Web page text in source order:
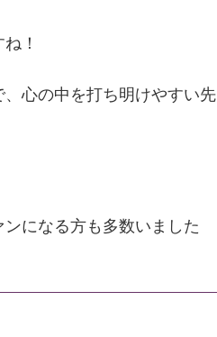
！
心の中を打ち明けやすい先
になる方も多数いました